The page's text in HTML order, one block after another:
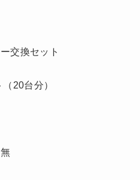
交換セット
20台分）